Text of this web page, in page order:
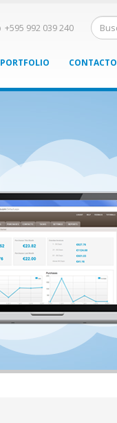
+595 992 039 240
PORTFOLIO CONTACTO